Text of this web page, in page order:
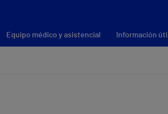
Equipo médico y asistencial Información